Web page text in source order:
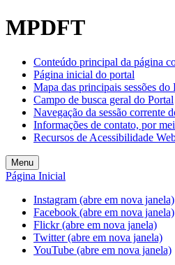
Welcome
to
One
Accessibility
screen
reader.
start
All
in
One
Accessibility
screen
reader,
press
"Ctrl
MPDFT
Conteúdo principal da página
Página inicial do portal
Mapa das principais sessões do
Campo de busca geral do Portal
Navegação da sessão corrente
Informações de contato, por
Recursos de Acessibilidade
Menu
Página Inicial
Instagram (abre em nova janela)
Facebook (abre em nova janela)
Flickr (abre em nova janela)
Twitter (abre em nova janela)
YouTube (abre em nova janela)